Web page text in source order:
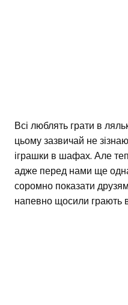
Всі люблять грати в
цьому зазвичай не
іграшки в шафах. Але
адже перед нами ще одна
соромно показати
напевно щосили грають в